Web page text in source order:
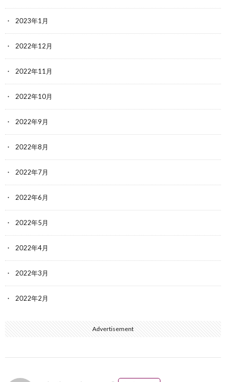
2023年1月
2022年12月
2022年11月
2022年10月
2022年9月
2022年8月
2022年7月
2022年6月
2022年5月
2022年4月
2022年3月
2022年2月
Advertisement